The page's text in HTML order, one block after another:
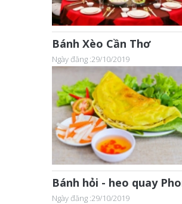
Bánh Xèo Cần Thơ
Ngày đăng :29/10/2019
Bánh hỏi - heo quay
Ngày đăng :29/10/2019